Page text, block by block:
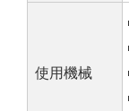
使用機械